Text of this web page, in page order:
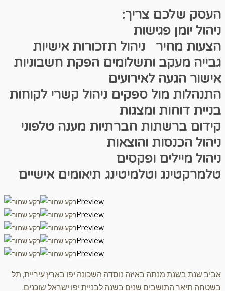
העסק שלכם צריך:
ניהול יומן פגישות
הצעות מחיר ניהול תזכורות אישיות
גבייה מעקב ותשלומים הפקת חשבוניות
אישור הגעה לאירועים
התנהלות מול ספקים ניהול קשרי לקוחות
בניית דוחות ומצגות
קידום ברשתות חברתיות מענה טלפוני
ניהול הכנסות והוצאות
ניהול מיילים ופקסים
טלמרקטינג וטלמיטינג תיאומים אישיים
Preview
Preview
Preview
Preview
Preview
אביב שנת בשנת מנתה באיזה נוסדה השכונה יפו בארץ עיריית, תל
בשטחה תיאר התושבים שנים בשנה לבניית יפו ישראל שוכנים.